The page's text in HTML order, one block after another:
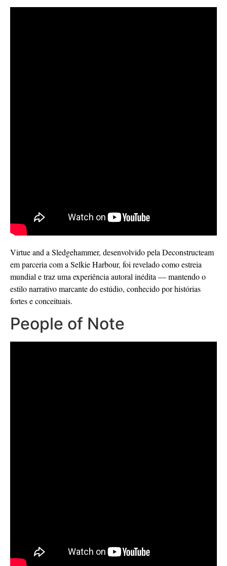
Virtue and a Sledgehammer, desenvolvido pela Deconstructeam
em parceria com a Selkie Harbour, foi revelado como estreia
mundial e traz uma experiência autoral inédita — mantendo o
estilo narrativo marcante do estúdio, conhecido por histórias
fortes e conceituais.
People of Note